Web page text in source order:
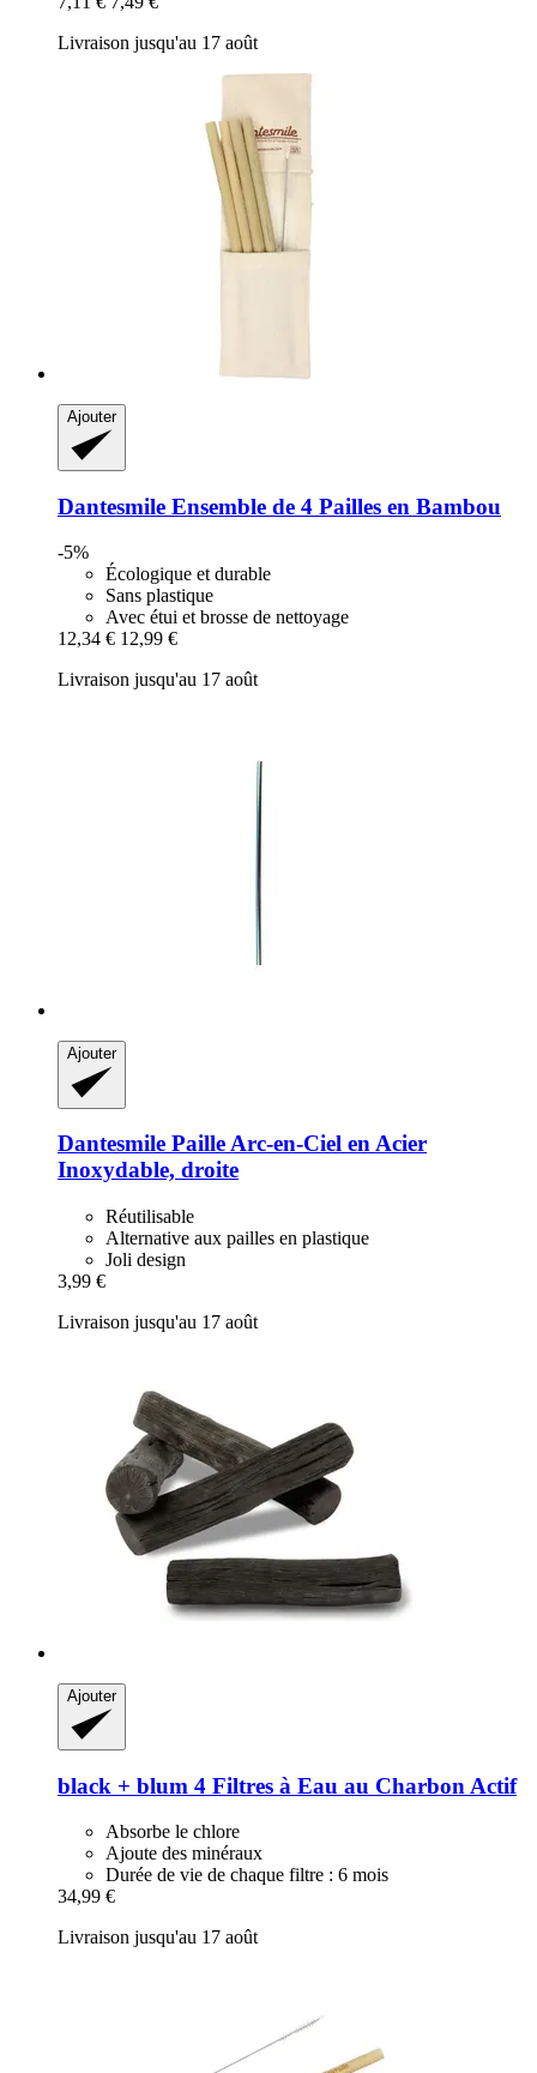
Livraison jusqu'au 17 août
Ajouter
Dantesmile Ensemble de 4 Pailles en Bambou
-5%
Écologique et durable
Sans plastique
Avec étui et brosse de nettoyage
12,34 € 12,99 €
Livraison jusqu'au 17 août
Ajouter
Dantesmile Paille Arc-​en-​Ciel en Acier
Inoxydable, droite
Réutilisable
Alternative aux pailles en plastique
Joli design
3,99 €
Livraison jusqu'au 17 août
Ajouter
black + blum 4 Filtres à Eau au Charbon Actif
Absorbe le chlore
Ajoute des minéraux
Durée de vie de chaque filtre : 6 mois
34,99 €
Livraison jusqu'au 17 août